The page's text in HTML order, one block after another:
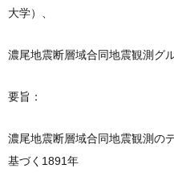
大学）、
濃尾地震断層域合同地震観測グ
要旨：
濃尾地震断層域合同地震観測の
基づく1891年